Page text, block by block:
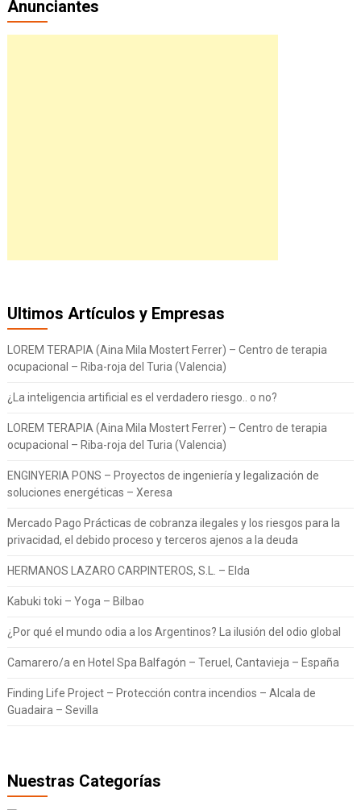
Anunciantes
Ultimos Artículos y Empresas
LOREM TERAPIA (Aina Mila Mostert Ferrer) – Centro de terapia
ocupacional – Riba-roja del Turia (Valencia)
¿La inteligencia artificial es el verdadero riesgo.. o no?
LOREM TERAPIA (Aina Mila Mostert Ferrer) – Centro de terapia
ocupacional – Riba-roja del Turia (Valencia)
ENGINYERIA PONS – Proyectos de ingeniería y legalización de
soluciones energéticas – Xeresa
Mercado Pago Prácticas de cobranza ilegales y los riesgos para la
privacidad, el debido proceso y terceros ajenos a la deuda
HERMANOS LAZARO CARPINTEROS, S.L. – Elda
Kabuki toki – Yoga – Bilbao
¿Por qué el mundo odia a los Argentinos? La ilusión del odio global
Camarero/a en Hotel Spa Balfagón – Teruel, Cantavieja – España
Finding Life Project – Protección contra incendios – Alcala de
Guadaira – Sevilla
Nuestras Categorías